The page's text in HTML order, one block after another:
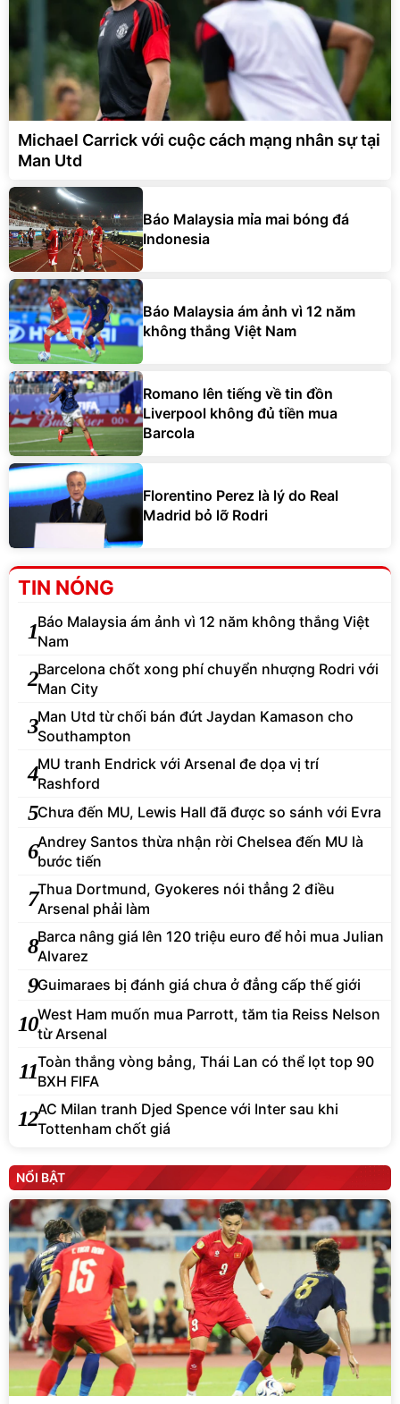
Michael Carrick với cuộc cách mạng nhân sự tại
Man Utd
Báo Malaysia mỉa mai bóng đá
Indonesia
Báo Malaysia ám ảnh vì 12 năm
không thắng Việt Nam
Romano lên tiếng về tin đồn
Liverpool không đủ tiền mua
Barcola
Florentino Perez là lý do Real
Madrid bỏ lỡ Rodri
TIN NÓNG
1Báo Malaysia ám ảnh vì 12 năm không thắng Việt
Nam
2Barcelona chốt xong phí chuyển nhượng Rodri với
Man City
3Man Utd từ chối bán đứt Jaydan Kamason cho
Southampton
4MU tranh Endrick với Arsenal đe dọa vị trí
Rashford
5Chưa đến MU, Lewis Hall đã được so sánh với Evra
6Andrey Santos thừa nhận rời Chelsea đến MU là
bước tiến
7Thua Dortmund, Gyokeres nói thẳng 2 điều
Arsenal phải làm
8Barca nâng giá lên 120 triệu euro để hỏi mua Julian
Alvarez
9Guimaraes bị đánh giá chưa ở đẳng cấp thế giới
10West Ham muốn mua Parrott, tăm tia Reiss Nelson
từ Arsenal
11Toàn thắng vòng bảng, Thái Lan có thể lọt top 90
BXH FIFA
12AC Milan tranh Djed Spence với Inter sau khi
Tottenham chốt giá
NỔI BẬT